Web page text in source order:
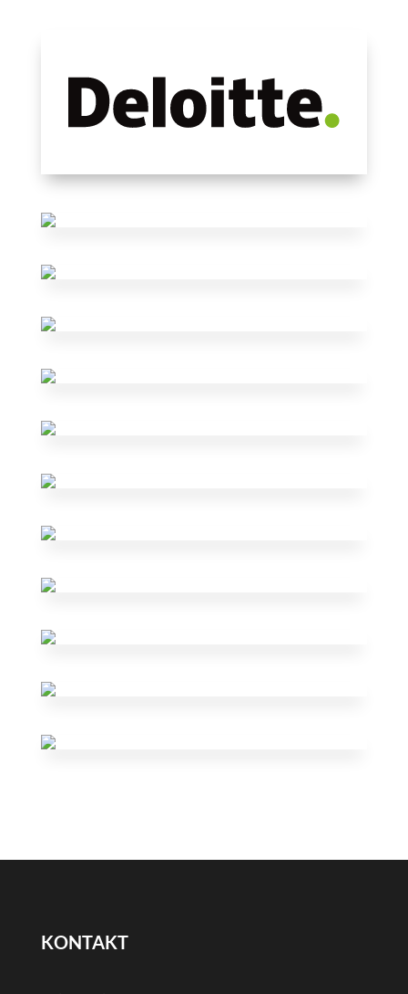
KONTAKT